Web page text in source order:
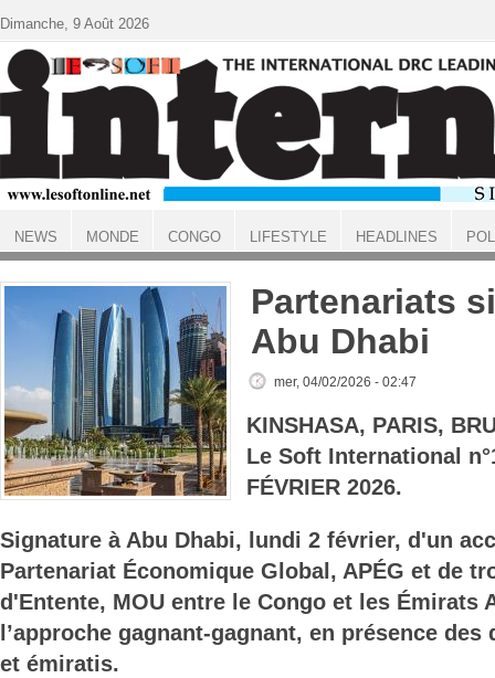
ACCUEIL
Partenariats
Abu Dhabi
mer, 04/02/2026 - 02:47
KINSHASA, PARIS,
Le Soft International
FÉVRIER 2026.
Signature à Abu Dhabi, lundi 2 février, d'un
Partenariat Économique Global, APÉG et de
d'Entente, MOU entre le Congo et les Émirats
l’approche gagnant-gagnant, en présence
et émiratis.
Dimanche, 9 Août 2026
NEWS MONDE CONGO LIFESTYLE HEADLINES